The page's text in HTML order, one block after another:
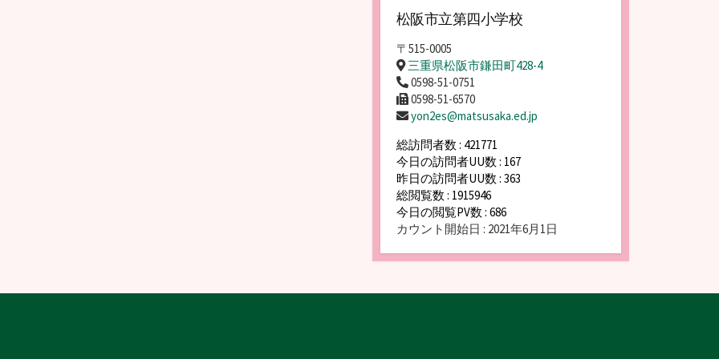
松阪市立第四小学校
〒515-0005
三重県松阪市鎌田町428-4
0598-51-0751
0598-51-6570
yon2es@matsusaka.ed.jp
総訪問者数 : 421771
今日の訪問者UU数 : 167
昨日の訪問者UU数 : 363
総閲覧数 : 1915946
今日の閲覧PV数 : 686
カウント開始日 : 2021年6月1日